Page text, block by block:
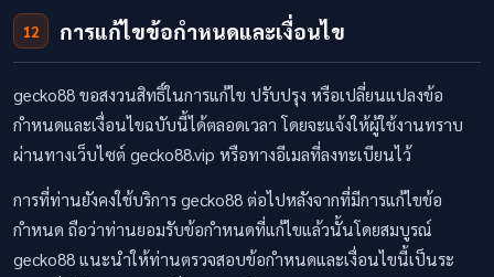
12 การแก้ไขข้อกำหนดและเงื่อนไข
gecko88 ขอสงวนสิทธิ์ในการแก้ไข ปรับปรุง หรือเปลี่ยนแปลงข้อ
กำหนดและเงื่อนไขฉบับนี้ได้ตลอดเวลา โดยจะแจ้งให้ผู้ใช้งานทราบ
ผ่านทางเว็บไซต์ gecko88.vip หรือทางอีเมลที่ลงทะเบียนไว้
การที่ท่านยังคงใช้บริการ gecko88 ต่อไปหลังจากที่มีการแก้ไขข้อ
กำหนด ถือว่าท่านยอมรับข้อกำหนดที่แก้ไขแล้วนั้นโดยสมบูรณ์
gecko88 แนะนำให้ท่านตรวจสอบข้อกำหนดและเงื่อนไขนี้เป็นระ